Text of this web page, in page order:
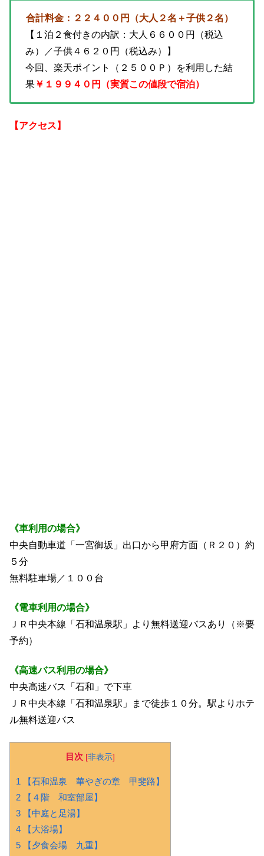
合計料金：２２４００円（大人２名＋子供２名）
【１泊２食付きの内訳：大人６６００円（税込
み）／子供４６２０円（税込み）】
今回、楽天ポイント（２５００Ｐ）を利用した結
果￥１９９４０円（実質この値段で宿泊）
【アクセス】
《車利用の場合》
中央自動車道「一宮御坂」出口から甲府方面（Ｒ２０）約
５分
無料駐車場／１００台
《電車利用の場合》
ＪＲ中央本線「石和温泉駅」より無料送迎バスあり（※要
予約）
《高速バス利用の場合》
中央高速バス「石和」で下車
ＪＲ中央本線「石和温泉駅」まで徒歩１０分。駅よりホテ
ル無料送迎バス
目次 [非表示]
1 【石和温泉 華やぎの章 甲斐路】
2 【４階 和室部屋】
3 【中庭と足湯】
4 【大浴場】
5 【夕食会場 九重】